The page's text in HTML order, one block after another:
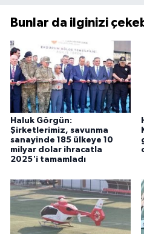
Bunlar da ilginizi
Haluk Görgün:
Şirketlerimiz, savunma
sanayinde 185 ülkeye 10
milyar dolar ihracatla
2025'i tamamladı